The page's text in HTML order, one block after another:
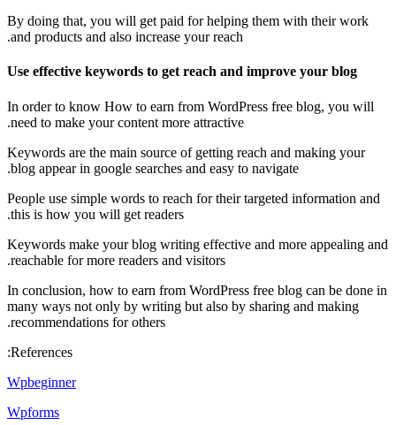
By doing that, you will get paid for helping them with their work
and products and also increase your reach.
Use effective keywords to get reach and improve your blog
In order to know How to earn from WordPress free blog, you will
need to make your content more attractive.
Keywords are the main source of getting reach and making your
blog appear in google searches and easy to navigate.
People use simple words to reach for their targeted information and
this is how you will get readers.
Keywords make your blog writing effective and more appealing and
reachable for more readers and visitors.
In conclusion, how to earn from WordPress free blog can be done in
many ways not only by writing but also by sharing and making
recommendations for others.
References:
Wpbeginner
Wpforms